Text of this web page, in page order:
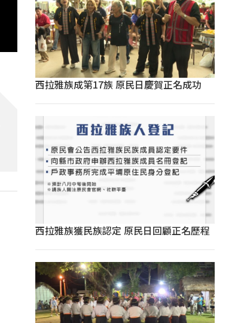
西拉雅族成第17族 原民日慶賀正名成功
西拉雅族獲民族認定 原民日回顧正名歷程